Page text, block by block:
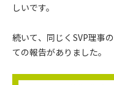
しいです。
続いて、同じくSVP理事
ての報告がありました。